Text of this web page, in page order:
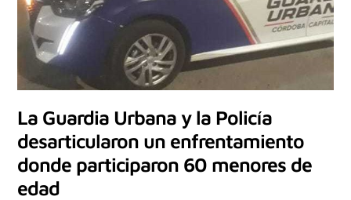
La Guardia Urbana y la Policía
desarticularon un enfrentamiento
donde participaron 60 menores de
edad